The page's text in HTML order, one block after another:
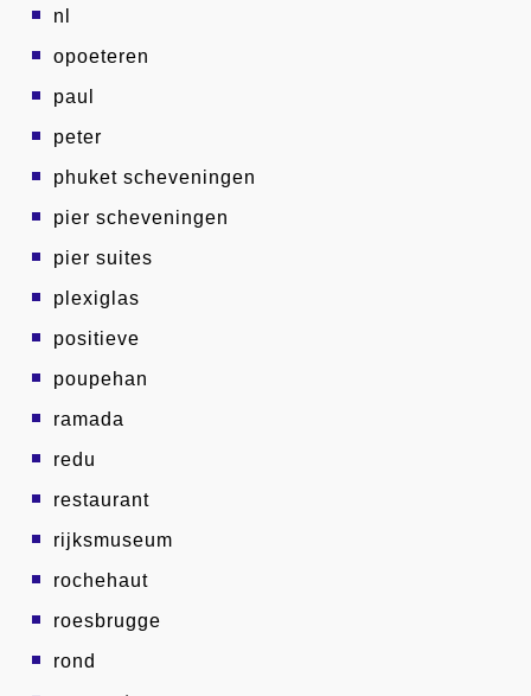
nl
opoeteren
paul
peter
phuket scheveningen
pier scheveningen
pier suites
plexiglas
positieve
poupehan
ramada
redu
restaurant
rijksmuseum
rochehaut
roesbrugge
rond